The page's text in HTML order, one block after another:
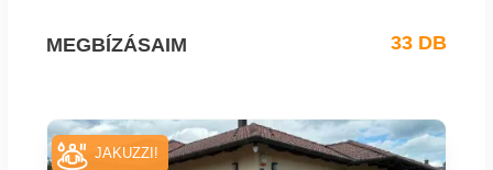
MEGBÍZÁSAIM 33 DB
JAKUZZI!